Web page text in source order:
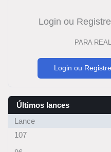
Login ou
PARA
Login ou
Últimos lances
Lance
107